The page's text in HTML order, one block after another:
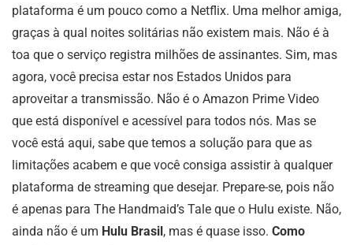
plataforma é um pouco como a Netflix. Uma melhor amiga,
graças à qual noites solitárias não existem mais. Não é à
toa que o serviço registra milhões de assinantes. Sim, mas
agora, você precisa estar nos Estados Unidos para
aproveitar a transmissão. Não é o Amazon Prime Video
que está disponível e acessível para todos nós. Mas se
você está aqui, sabe que temos a solução para que as
limitações acabem e que você consiga assistir à qualquer
plataforma de streaming que desejar. Prepare-se, pois não
é apenas para The Handmaid’s Tale que o Hulu existe. Não,
ainda não é um Hulu Brasil, mas é quase isso. Como